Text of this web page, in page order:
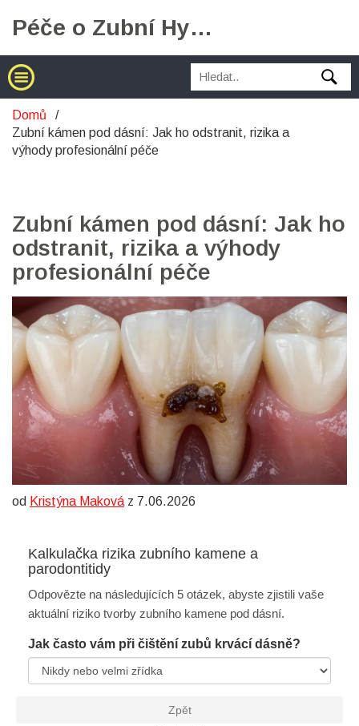
Péče o Zubní Hygienu
Domů
Zubní kámen pod dásní: Jak ho odstranit, rizika a
výhody profesionální péče
Zubní kámen pod dásní: Jak ho
odstranit, rizika a výhody
profesionální péče
od Kristýna Maková z 7.06.2026
Kalkulačka rizika zubního kamene a
parodontitidy
Odpovězte na následujících 5 otázek, abyste zjistili vaše
aktuální riziko tvorby zubního kamene pod dásní.
Jak často vám při čištění zubů krvácí dásně?
Zpět